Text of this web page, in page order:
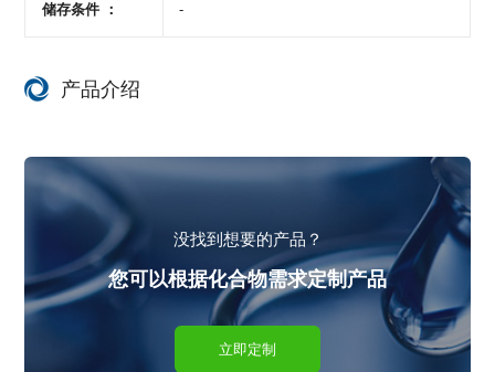
储存条件 ： -
产品介绍
没找到想要的产品？
您可以根据化合物需求定制产品
立即定制